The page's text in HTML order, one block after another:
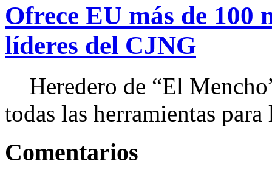
Ofrece EU más de 100
líderes del CJNG
Heredero de “El
todas las herramientas
Comentarios